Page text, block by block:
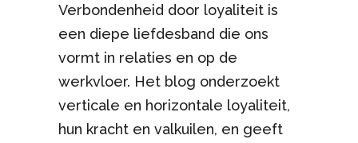
Verbondenheid door loyaliteit is
een diepe liefdesband die ons
vormt in relaties en op de
werkvloer. Het blog onderzoekt
verticale en horizontale loyaliteit,
hun kracht en valkuilen, en geeft